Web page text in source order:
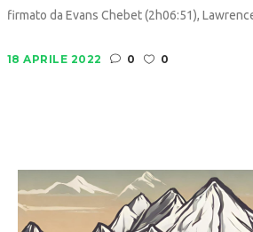
firmato da Evans Chebet (2h06:51),
18 APRILE 2022 0 0